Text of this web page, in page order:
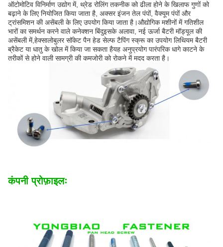
ऑटोमोटिव विनिर्माण उद्योग में, थ्रेड रोलिंग तकनीक को ढीला होने के खिलाफ गुणों को
बढ़ाने के लिए नियोजित किया जाता है, अक्सर इंजन तेल पंपों, वैक्यूम पंपों और
ट्रांसमिशन की असेंबली के लिए उपयोग किया जाता है।औद्योगिक मशीनों में गतिशील
भारों का समर्थन करने वाले कनेक्शन बिंदुइसके अलावा, नई ऊर्जा बैटरी मॉड्यूल की
असेंबली में,हेक्सालोबुलर सॉकेट पैन हेड सेल्फ टैपिंग स्क्रू का उपयोग लिथियम बैटरी
ब्रैकेट या धातु के खोल में किया जा सकता हैयह अनुप्रयोग पारंपरिक धागे काटने के
तरीकों से होने वाली सामग्री की कमजोरी को रोकने में मदद करता है।
कंपनी प्रोफ़ाइलः